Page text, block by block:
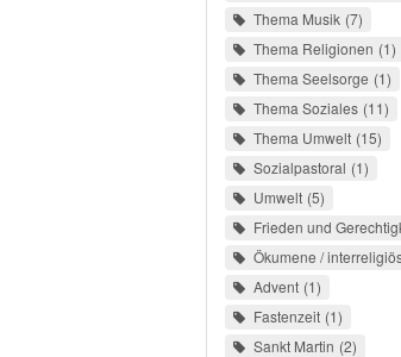
Thema Musik 7
Thema Religionen 1
Thema Seelsorge 1
Thema Soziales 11
Thema Umwelt 15
Sozialpastoral 1
Umwelt 5
Frieden und
Ökumene /
Advent 1
Fastenzeit 1
Sankt Martin 2